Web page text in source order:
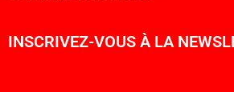
INSCRIVEZ-VOUS À LA